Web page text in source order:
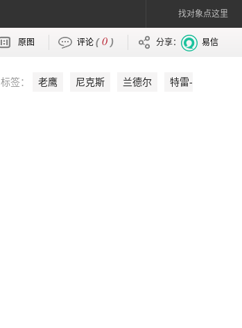
找对象点这里
原图 评论 (0 ) 分享： 易信
标签： 老鹰 尼克斯 兰德尔
特雷-